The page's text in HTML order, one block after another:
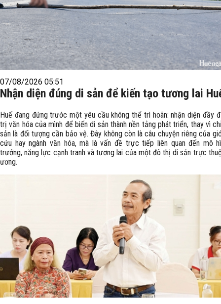
07/08/2026 05:51
Nhận diện đúng di sản để kiến tạo tương lai
Huế đang đứng trước một yêu cầu không thể trì hoãn: nhận diện đầy
trị văn hóa của mình để biến di sản thành nền tảng phát triển, thay vì
sản là đối tượng cần bảo vệ. Đây không còn là câu chuyện riêng của
cứu hay ngành văn hóa, mà là vấn đề trực tiếp liên quan đến mô
trưởng, năng lực cạnh tranh và tương lai của một đô thị di sản trực
ương.